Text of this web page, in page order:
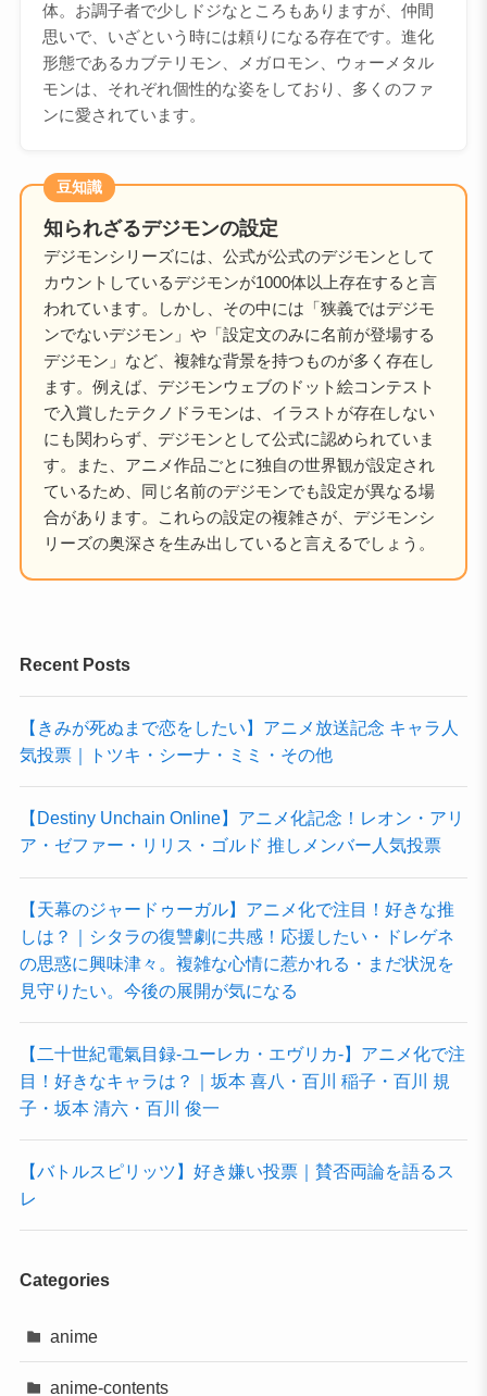
体。お調子者で少しドジなところもありますが、仲間
思いで、いざという時には頼りになる存在です。進化
形態であるカブテリモン、メガロモン、ウォーメタル
モンは、それぞれ個性的な姿をしており、多くのファ
ンに愛されています。
豆知識
知られざるデジモンの設定
デジモンシリーズには、公式が公式のデジモンとして
カウントしているデジモンが1000体以上存在すると言
われています。しかし、その中には「狭義ではデジモ
ンでないデジモン」や「設定文のみに名前が登場する
デジモン」など、複雑な背景を持つものが多く存在し
ます。例えば、デジモンウェブのドット絵コンテスト
で入賞したテクノドラモンは、イラストが存在しない
にも関わらず、デジモンとして公式に認められていま
す。また、アニメ作品ごとに独自の世界観が設定され
ているため、同じ名前のデジモンでも設定が異なる場
合があります。これらの設定の複雑さが、デジモンシ
リーズの奥深さを生み出していると言えるでしょう。
Recent Posts
【きみが死ぬまで恋をしたい】アニメ放送記念 キャラ人
気投票｜トツキ・シーナ・ミミ・その他
【Destiny Unchain Online】アニメ化記念！レオン・アリ
ア・ゼファー・リリス・ゴルド 推しメンバー人気投票
【天幕のジャードゥーガル】アニメ化で注目！好きな推
しは？｜シタラの復讐劇に共感！応援したい・ドレゲネ
の思惑に興味津々。複雑な心情に惹かれる・まだ状況を
見守りたい。今後の展開が気になる
【二十世紀電氣目録-ユーレカ・エヴリカ-】アニメ化で注
目！好きなキャラは？｜坂本 喜八・百川 稲子・百川 規
子・坂本 清六・百川 俊一
【バトルスピリッツ】好き嫌い投票｜賛否両論を語るス
レ
Categories
anime
anime-contents